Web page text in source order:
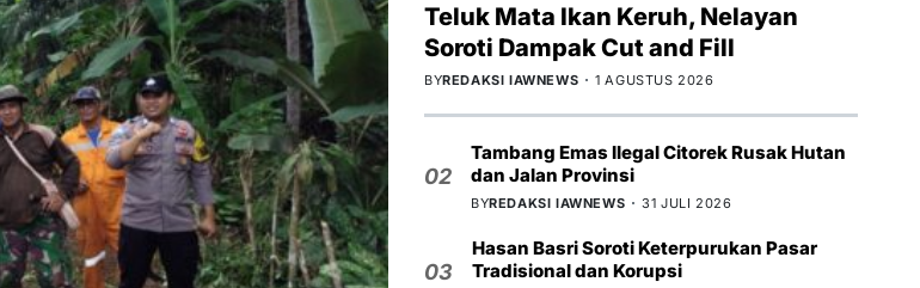
Teluk Mata Ikan Keruh, Nelayan
Soroti Dampak Cut and Fill
BYREDAKSI IAWNEWS 1 AGUSTUS 2026
02
Tambang Emas Ilegal Citorek Rusak Hutan
dan Jalan Provinsi
BYREDAKSI IAWNEWS 31 JULI 2026
03
Hasan Basri Soroti Keterpurukan Pasar
Tradisional dan Korupsi